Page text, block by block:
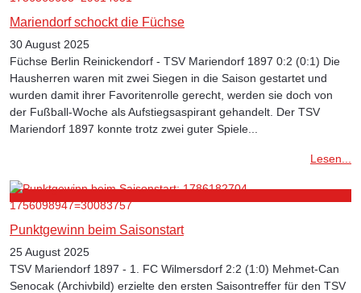
Mariendorf schockt die Füchse
30 August 2025
Füchse Berlin Reinickendorf - TSV Mariendorf 1897 0:2 (0:1) Die
Hausherren waren mit zwei Siegen in die Saison gestartet und
wurden damit ihrer Favoritenrolle gerecht, werden sie doch von
der Fußball-Woche als Aufstiegsaspirant gehandelt. Der TSV
Mariendorf 1897 konnte trotz zwei guter Spiele...
Lesen...
Punktgewinn beim Saisonstart
25 August 2025
TSV Mariendorf 1897 - 1. FC Wilmersdorf 2:2 (1:0) Mehmet-Can
Senocak (Archivbild) erzielte den ersten Saisontreffer für den TSV